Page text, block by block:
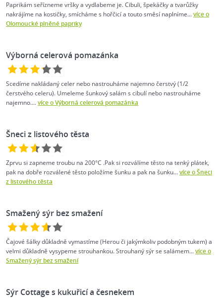
Paprikám seřízneme vršky a vydlabeme je. Cibuli, špekáčky a tvarůžky
nakrájíme na kostičky, smícháme s hořčicí a touto směsí naplníme...více o
Olomoucké plněné papriky
Výborná celerová pomazánka
Scedíme nakládaný celer nebo nastrouháme najemno čerstvý (1/2
čerstvého celeru). Umeleme šunkový salám s cibulí nebo nastrouháme
najemno....více o Výborná celerová pomazánka
Šneci z listového těsta
Zprvu si zapneme troubu na 200°C .Pak si rozválíme těsto na tenký plátek,
pak na dobře rozválené těsto položíme šunku a pak na šunku...více o Šneci
z listového těsta
Smažený sýr bez smažení
Čajové šálky důkladně vymastíme (Herou či jakýmkoliv podobným tukem) a
velmi důkladně vysypeme strouhankou. Strouhaný sýr se salámem...více o
Smažený sýr bez smažení
Sýr Cottage s kukuřicí a česnekem